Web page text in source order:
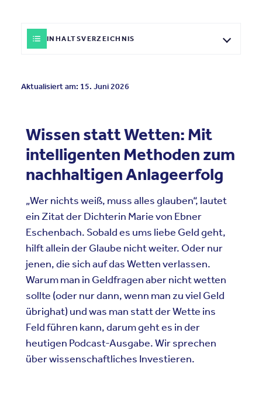
INHALTSVERZEICHNIS
Aktualisiert am: 15. Juni 2026
Wissen statt Wetten: Mit
intelligenten Methoden zum
nachhaltigen Anlageerfolg
„Wer nichts weiß, muss alles glauben“, lautet
ein Zitat der Dichterin Marie von Ebner
Eschenbach. Sobald es ums liebe Geld geht,
hilft allein der Glaube nicht weiter. Oder nur
jenen, die sich auf das Wetten verlassen.
Warum man in Geldfragen aber nicht wetten
sollte (oder nur dann, wenn man zu viel Geld
übrighat) und was man statt der Wette ins
Feld führen kann, darum geht es in der
heutigen Podcast-Ausgabe. Wir sprechen
über wissenschaftliches Investieren.